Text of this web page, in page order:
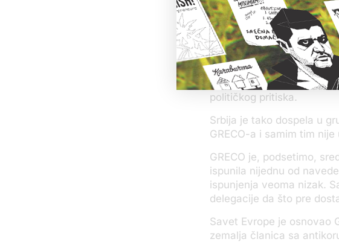
na povećanje
kodeksima koji bi
da dobiju dok su na
kontakti poslanika sa
mogućnost uticaja i
Preporuke za sudije i
političkog pritiska.
Srbija je tako dospela u
GRECO-a i samim tim
GRECO je, podsetimo,
ispunila nijednu od
ispunjenja veoma nizak.
delegacije da što pre
Savet Evrope je osnovao
zemalja članica sa